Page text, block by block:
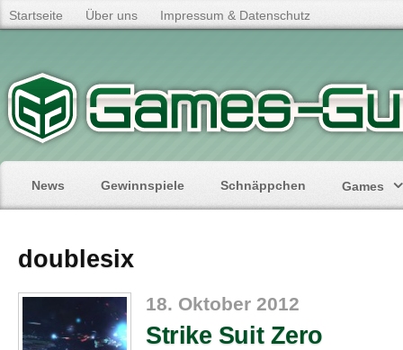
Startseite Über uns Impressum & Datenschutz
News Gewinnspiele Schnäppchen Games
doublesix
18. Oktober 2012
Strike Suit Zero